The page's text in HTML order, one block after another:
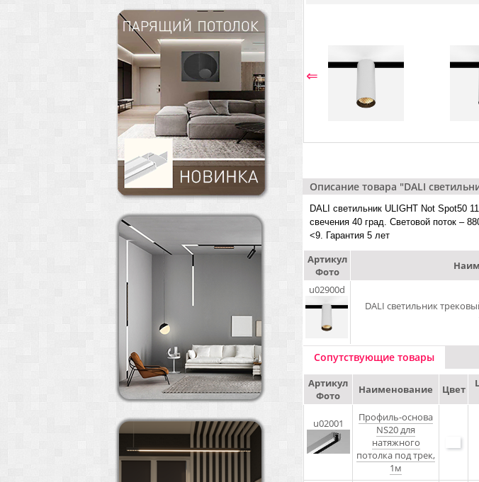
⇐
Описание товара "DALI
DALI cветильник ULIGHT Not Spot50
свечения 40 град. Световой поток –
<9. Гарантия 5 лет
Артикул
Фото
u02900d
DALI cветильник
Сопутствующие товары
Артикул
Фото
Наименование Цвет
u02001
Профиль-основа
NS20 для
натяжного
потолка под трек,
1м